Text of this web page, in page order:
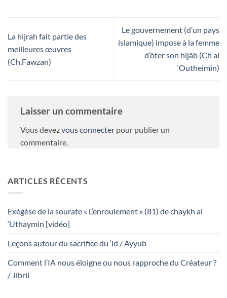
La hijrah fait partie des
meilleures œuvres
(Ch.Fawzan)
Le gouvernement (d’un pays
islamique) impose à la femme
d’ôter son hijâb (Ch al
‘Outheimîn)
Laisser un commentaire
Vous devezvous connecter pour publier un
commentaire.
ARTICLES RÉCENTS
Exégèse de la sourate « L’enroulement » (81) de chaykh al
‘Uthaymin [vidéo]
Leçons autour du sacrifice du ‘id / Ayyub
Comment l’IA nous éloigne ou nous rapproche du Créateur ?
/ Jibril